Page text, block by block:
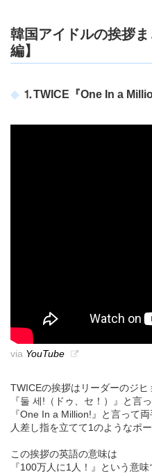
韓国アイドルの挨拶
編】
⒈TWICE『One In a
via YouTube
TWICEの挨拶はリーダーのジヒ
『둘 세!（ドゥ、セ！）』と言
『One In a Million!』と言って
人差し指を立てて1のようなポ
この挨拶の英語の意味は
『100万人に1人！』という意味